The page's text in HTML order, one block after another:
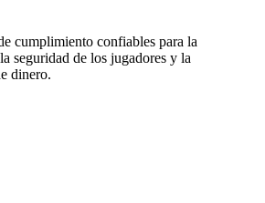
cumplimiento confiables para la
seguridad de los jugadores y la
dinero.